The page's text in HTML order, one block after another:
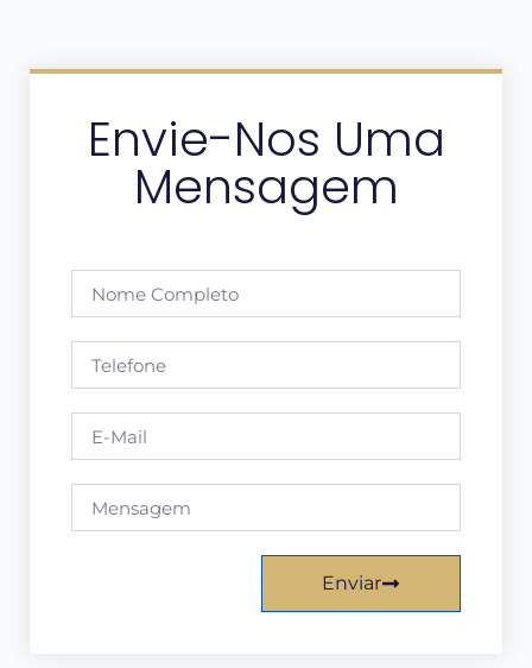
Envie-Nos Uma
Mensagem
Enviar